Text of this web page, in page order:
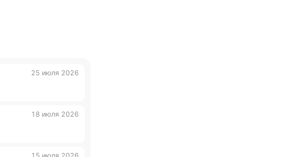
25 июля 2026
18 июля 2026
15 июля 2026